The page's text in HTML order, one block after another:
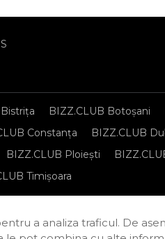
BIZZ.CLUB Botoșani
Constanța BIZZ.CLUB
BIZZ.CLUB Ploiești
Timișoara
de confidențialitate
a analiza traficul. De